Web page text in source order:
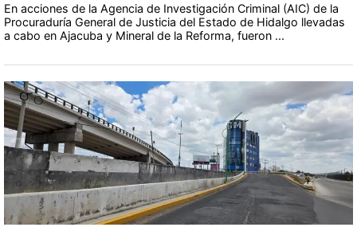
En acciones de la Agencia de Investigación Criminal (AIC) de la
Procuraduría General de Justicia del Estado de Hidalgo llevadas
a cabo en Ajacuba y Mineral de la Reforma, fueron ...